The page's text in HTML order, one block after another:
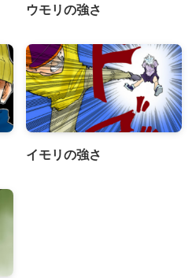
ウモリの強さ
イモリの強さ